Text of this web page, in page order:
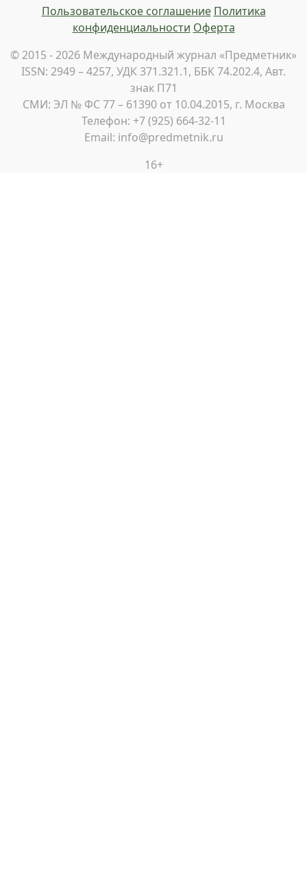
Пользовательское соглашение Политика
конфиденциальности Оферта
© 2015 - 2026 Международный журнал «Предметник»
ISSN: 2949 – 4257, УДК 371.321.1, ББК 74.202.4, Авт.
знак П71
СМИ: ЭЛ № ФС 77 – 61390 от 10.04.2015, г. Москва
Телефон: +7 (925) 664-32-11
Email: info@predmetnik.ru
16+